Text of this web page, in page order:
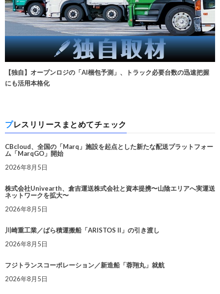
【独自】オープンロジの「AI梱包予測」、トラック必要台数の迅速把握
にも活用本格化
プレスリリースまとめてチェック
CBcloud、全国の「Marq」施設を起点とした新たな配送プラットフォー
ム「MarqGO」開始
2026年8月5日
株式会社Univearth、倉吉運送株式会社と資本提携〜山陰エリアへ実運送
ネットワークを拡大〜
2026年8月5日
川崎重工業／ばら積運搬船「ARISTOS II」の引き渡し
2026年8月5日
フジトランスコーポレーション／新造船「蓉翔丸」就航
2026年8月5日